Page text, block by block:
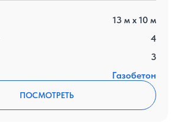
13 м x 10 м
4
3
Газобетон
ПОСМОТРЕТЬ